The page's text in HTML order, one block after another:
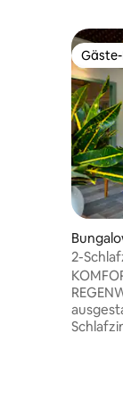
2-